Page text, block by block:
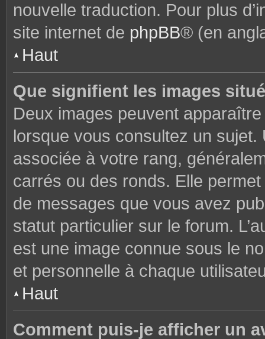
nouvelle traduction. Pour plus
site internet de phpBB® (en
Haut
Que signifient les images
Deux images peuvent
lorsque vous consultez un sujet.
associée à votre rang,
carrés ou des ronds. Elle
de messages que vous avez
statut particulier sur le forum.
est une image connue sous le
et personnelle à chaque
Haut
Comment puis-je afficher un